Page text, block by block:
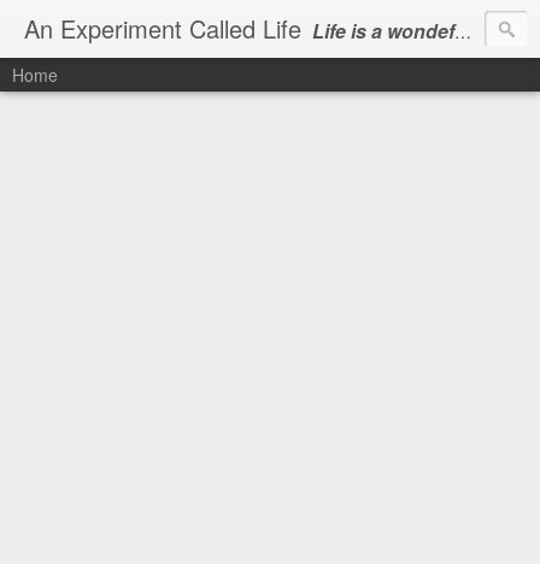
An Experiment Called Life Life is a wondeful gift, we can show our courtesy by living it
Home